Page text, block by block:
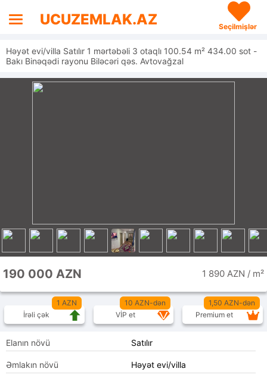
UCUZEMLAK.AZ Seçilmişlər
Həyət evi/villa Satılır 1 mərtəbəli 3 otaqlı 100.54 m² 434.00 sot -
Bakı Binəqədi rayonu Biləcəri qəs. Avtovağzal
190 000 AZN 1 890 AZN / m²
1 AZN
İrəli çək
10 AZN-dən
VİP et
1,50 AZN-dən
Premium et
Elanın növü Satılır
Əmlakın növü Həyət evi/villa